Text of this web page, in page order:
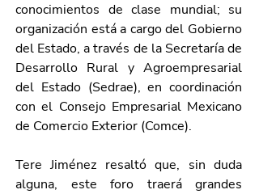
conocimientos de clase mundial; su
organización está a cargo del Gobierno
del Estado, a través de la Secretaría de
Desarrollo Rural y Agroempresarial
del Estado (Sedrae), en coordinación
con el Consejo Empresarial Mexicano
de Comercio Exterior (Comce).
Tere Jiménez resaltó que, sin duda
alguna, este foro traerá grandes